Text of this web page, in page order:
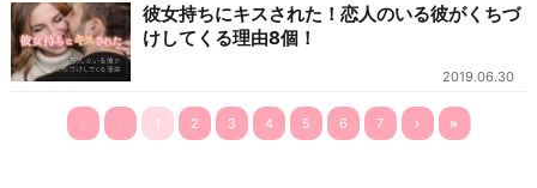
彼女持ちにキスされた！恋人のいる彼がくちづ
けしてくる理由8個！
2019.06.30
1 2 3 4 5 6 7 › »